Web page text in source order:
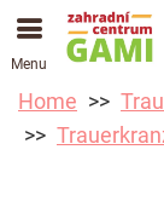
Menu
Home